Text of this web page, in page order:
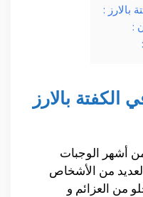
بالارز :
:
بالارز
أشهر الوجبات
من الأشخاص
من العزائم و